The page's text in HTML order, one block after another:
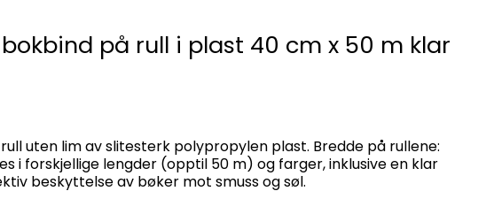
bokbind på rull i plast 40 cm x 50 m klar
uten lim av slitesterk polypropylen plast. Bredde på rullene:
i forskjellige lengder (opptil 50 m) og farger, inklusive en klar
beskyttelse av bøker mot smuss og søl.